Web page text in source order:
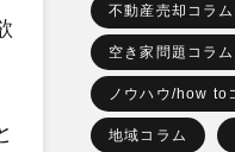
不動産売却コラム
空き家問題コラム
ノウハウ/how to
地域コラム